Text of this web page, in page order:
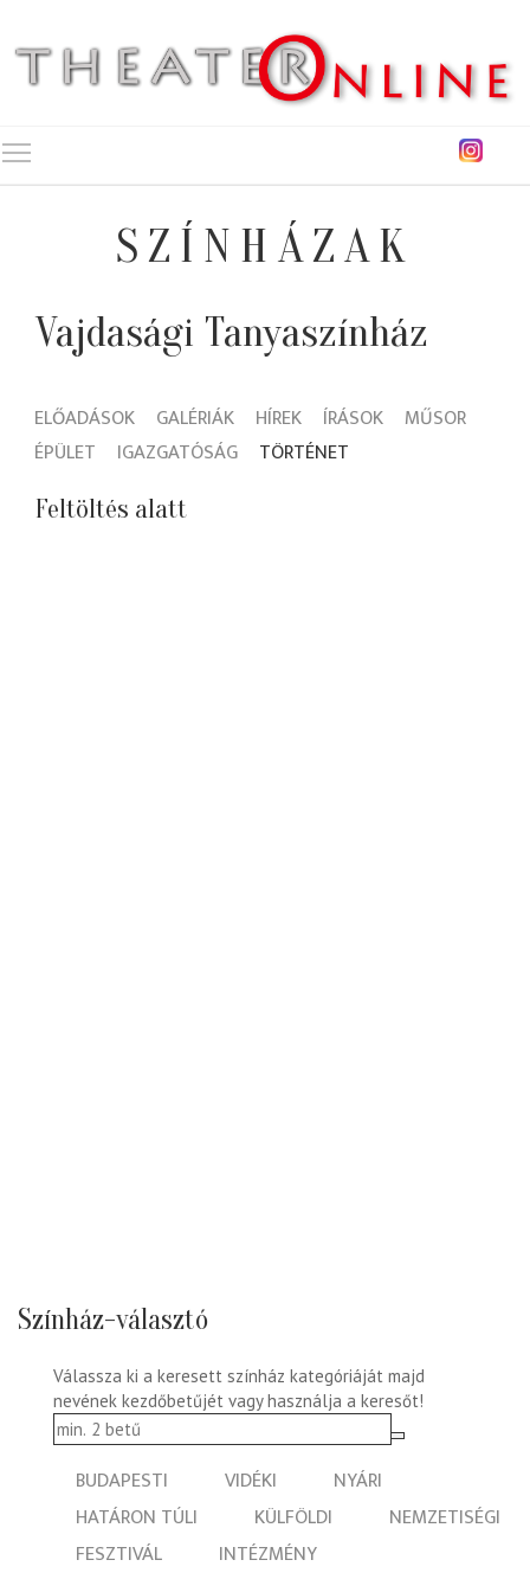
SZÍNHÁZAK
Vajdasági Tanyaszínház
ELŐADÁSOK GALÉRIÁK HÍREK ÍRÁSOK
MŰSOR
ÉPÜLET
IGAZGATÓSÁG TÖRTÉNET
Feltöltés alatt
Színház-választó
Válassza ki a keresett színház kategóriáját majd
nevének kezdőbetűjét vagy használja a keresőt!
BUDAPESTI VIDÉKI
NYÁRI
HATÁRON TÚLI
KÜLFÖLDI
NEMZETISÉGI
FESZTIVÁL
INTÉZMÉNY